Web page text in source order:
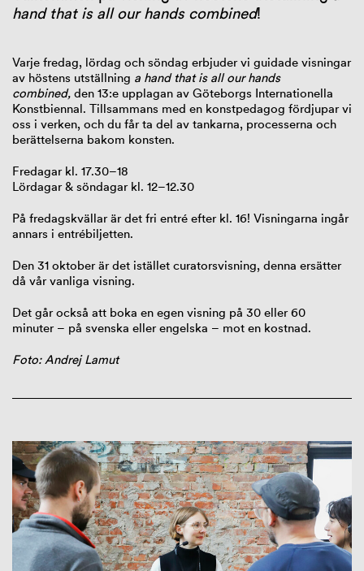
hand that is all our hands combined!
Varje fredag, lördag och söndag erbjuder vi guidade visningar
av höstens utställning a hand that is all our hands
combined, den 13:e upplagan av Göteborgs Internationella
Konstbiennal. Tillsammans med en konstpedagog fördjupar vi
oss i verken, och du får ta del av tankarna, processerna och
berättelserna bakom konsten.
Fredagar kl. 17.30–18
Lördagar & söndagar kl. 12–12.30
På fredagskvällar är det fri entré efter kl. 16! Visningarna ingår
annars i entrébiljetten.
Den 31 oktober är det istället curatorsvisning, denna ersätter
då vår vanliga visning.
Det går också att boka en egen visning på 30 eller 60
minuter– på svenska eller engelska – mot en kostnad.
Foto: Andrej Lamut